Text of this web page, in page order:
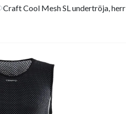
Craft Cool Mesh SL undertröja, herr